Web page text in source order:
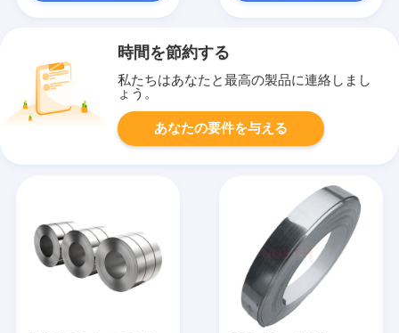
時間を節約する
私たちはあなたと最高の製品に連絡しまし
ょう。
あなたの要件を与える